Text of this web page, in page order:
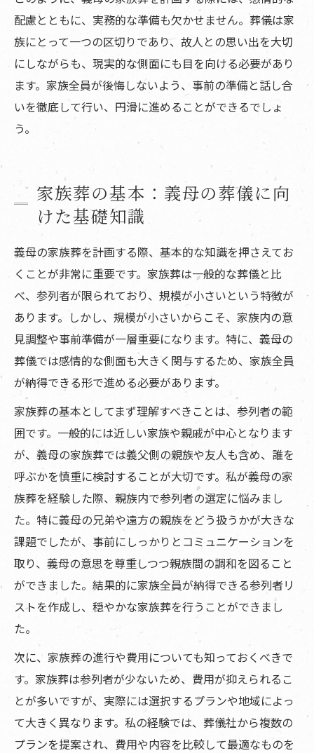
配慮とともに、実務的な準備も欠かせません。葬儀は家
族にとって一つの区切りであり、故人との思い出を大切
にしながらも、現実的な側面にも目を向ける必要があり
ます。家族全員が後悔しないよう、事前の準備と話し合
いを徹底して行い、円滑に進めることができるでしょ
う。
家族葬の基本：義母の葬儀に向
けた基礎知識
義母の家族葬を計画する際、基本的な知識を押さえてお
くことが非常に重要です。家族葬は一般的な葬儀と比
べ、参列者が限られており、規模が小さいという特徴が
あります。しかし、規模が小さいからこそ、家族内の意
見調整や事前準備が一層重要になります。特に、義母の
葬儀では感情的な側面も大きく関与するため、家族全員
が納得できる形で進める必要があります。
家族葬の基本としてまず理解すべきことは、参列者の範
囲です。一般的には近しい家族や親戚が中心となります
が、義母の家族葬では義父側の親族や友人も含め、誰を
呼ぶかを慎重に検討することが大切です。私が義母の家
族葬を経験した際、親族内で参列者の選定に悩みまし
た。特に義母の兄弟や遠方の親族をどう扱うかが大きな
課題でしたが、事前にしっかりとコミュニケーションを
取り、義母の意思を尊重しつつ親族間の調和を図ること
ができました。結果的に家族全員が納得できる参列者リ
ストを作成し、穏やかな家族葬を行うことができまし
た。
次に、家族葬の進行や費用についても知っておくべきで
す。家族葬は参列者が少ないため、費用が抑えられるこ
とが多いですが、実際には選択するプランや地域によっ
て大きく異なります。私の経験では、葬儀社から複数の
プランを提案され、費用や内容を比較して最適なものを